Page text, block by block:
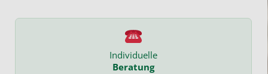
Individuelle
Beratung